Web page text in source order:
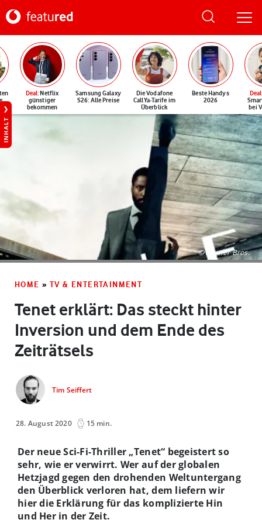
Deal: Netflix
günstiger
bekommen
Samsung Galaxy
S26: Alle Preise
Die Vodafone
CallYa-Tarife im
Überblick
Beste Handys
2026
Deal
bei
INHALT
©Warner Bros.
HOME » TV & ENTERTAINMENT
Tenet erklärt: Das steckt hinter
Inversion und dem Ende des
Zeiträtsels
Tim Seiffert
28. August 2020 15 min.
Der neue Sci-Fi-Thriller „Tenet“ begeistert so
sehr, wie er verwirrt. Wer auf der globalen
Hetzjagd gegen den drohenden Weltuntergang
den Überblick verloren hat, dem liefern wir
hier die Erklärung für das komplizierte Hin
und Her in der Zeit.